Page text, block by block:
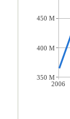
2006
450 M
400 M
350 M